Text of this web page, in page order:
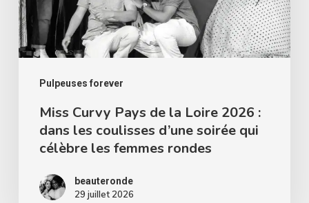
Pulpeuses forever
2026
:
dans
coulisses
d’une
soirée
célèbre
Miss Curvy Pays de la Loire 2026 :
dans les coulisses d’une soirée qui
célèbre les femmes rondes
beauteronde
29 juillet 2026